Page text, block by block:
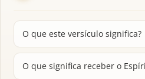
O que este versículo significa?
O que significa receber o